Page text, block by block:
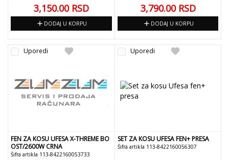
3,150.00 RSD
add DODAJ U KORPU
3,790.00 RSD
add DODAJ U KORPU
favorite
Uporedi
FEN ZA KOSU UFESA X-THREME BO
OST/2600W CRNA
Šifra artikla 113-8422160053733
favorite
Uporedi
SET ZA KOSU UFESA FEN+ PRESA
Šifra artikla 113-8422160056307